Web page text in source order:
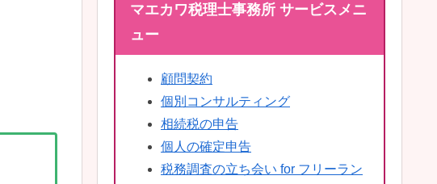
マエカワ税理士事務所 サービスメニ
ュー
顧問契約
個別コンサルティング
相続税の申告
個人の確定申告
税務調査の立ち会い for フリーラン